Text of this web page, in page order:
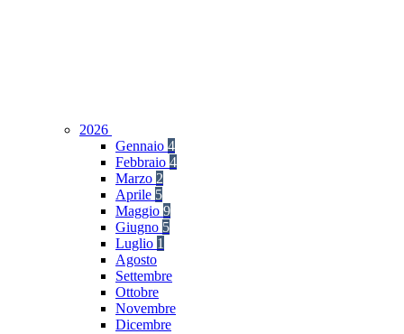
2026
Gennaio 4
Febbraio 4
Marzo 2
Aprile 5
Maggio 9
Giugno 5
Luglio 1
Agosto
Settembre
Ottobre
Novembre
Dicembre